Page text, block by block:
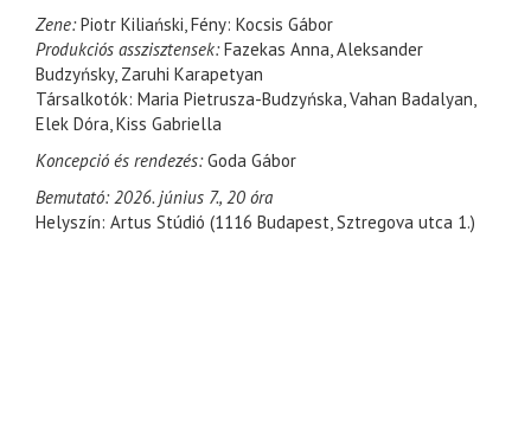
Zene:Piotr Kiliański, Fény: Kocsis Gábor
Produkciós asszisztensek:Fazekas Anna, Aleksander
Budzyńsky, Zaruhi Karapetyan
Társalkotók: Maria Pietrusza-Budzyńska, Vahan Badalyan,
Elek Dóra, Kiss Gabriella
Koncepció és rendezés:Goda Gábor
Bemutató: 2026. június 7., 20 óra
Helyszín: Artus Stúdió (1116 Budapest, Sztregova utca 1.)